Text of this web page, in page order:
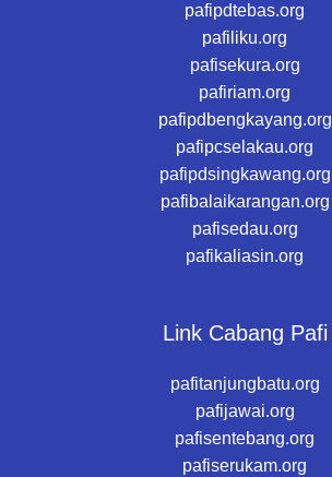
pafipdtebas.org
pafiliku.org
pafisekura.org
pafiriam.org
pafipdbengkayang.org
pafipcselakau.org
pafipdsingkawang.org
pafibalaikarangan.org
pafisedau.org
pafikaliasin.org
Link Cabang Pafi
pafitanjungbatu.org
pafijawai.org
pafisentebang.org
pafiserukam.org